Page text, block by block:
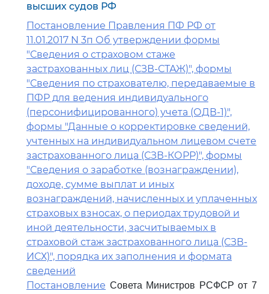
высших судов РФ
Постановление Правления ПФ РФ от
11.01.2017 N 3п Об утверждении формы
"Сведения о страховом стаже
застрахованных лиц (СЗВ-СТАЖ)", формы
"Сведения по страхователю, передаваемые в
ПФР для ведения индивидуального
(персонифицированного) учета (ОДВ-1)",
формы "Данные о корректировке сведений,
учтенных на индивидуальном лицевом счете
застрахованного лица (СЗВ-КОРР)", формы
"Сведения о заработке (вознаграждении),
доходе, сумме выплат и иных
вознаграждений, начисленных и уплаченных
страховых взносах, о периодах трудовой и
иной деятельности, засчитываемых в
страховой стаж застрахованного лица (СЗВ-
ИСХ)", порядка их заполнения и формата
сведений
Постановление Совета Министров РСФСР от 7